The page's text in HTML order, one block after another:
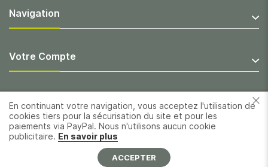
En continuant votre navigation, vous acceptez l'utilisation de
cookies tiers pour la sécurisation du site et pour les
paiements via PayPal. Nous n'utilisons aucun cookie
publicitaire. En savoir plus
ACCEPTER
Navigation
Votre Compte